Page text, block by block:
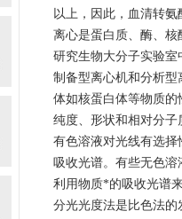
以上，因此，血清转
离心是蛋白质、酶、
研究生物大分子实验室
制备型离心机和分析
体如核蛋白体等物质
纯度、形状和相对分
有色溶液对光线有选
吸收光谱。有些无色
利用物质*的吸收光谱
分光光度法是比色法